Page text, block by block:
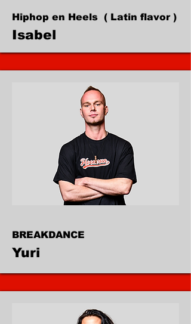
Hiphop en Heels ( Latin flavor )
Isabel
BREAKDANCE
Yuri